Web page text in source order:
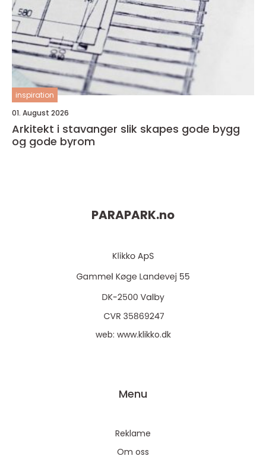
inspiration
01. August 2026
Arkitekt i stavanger slik skapes gode bygg
og gode byrom
PARAPARK.no
web: www.klikko.dk
Menu
Reklame
Om oss